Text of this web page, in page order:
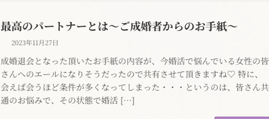
最高のパートナーとは～ご成婚者からのお手紙～
2023年11月27日
成婚退会となった頂いたお手紙の内容が、今婚活で悩んでいる女性の皆
さんへのエールになりそうだったので共有させて頂きますね♡ 特に、
会えば会うほど条件が多くなってしまった・・・というのは、皆さん共
通のお悩みで、その状態で婚活 […]